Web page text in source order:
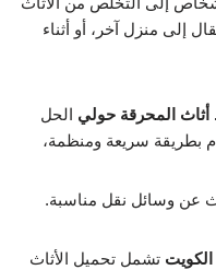
إلى منزل آخر، أو أثناء
المحرقة حولي الحل
بطريقة سريعة ومنظمة،
عن وسائل نقل مناسبة.
تشمل تحميل الأثاث